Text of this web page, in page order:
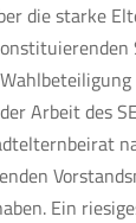
die starke
Arbeit des
Ein